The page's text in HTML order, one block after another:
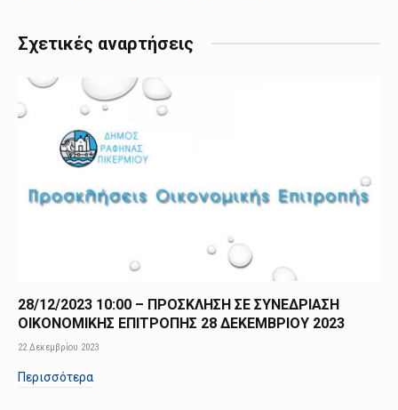
Σχετικές αναρτήσεις
28/12/2023 10:00 – ΠΡΟΣΚΛΗΣΗ ΣΕ ΣΥΝΕΔΡΙΑΣΗ
ΟΙΚΟΝΟΜΙΚΗΣ ΕΠΙΤΡΟΠΗΣ 28 ΔΕΚΕΜΒΡΙΟΥ 2023
22 Δεκεμβρίου 2023
Περισσότερα